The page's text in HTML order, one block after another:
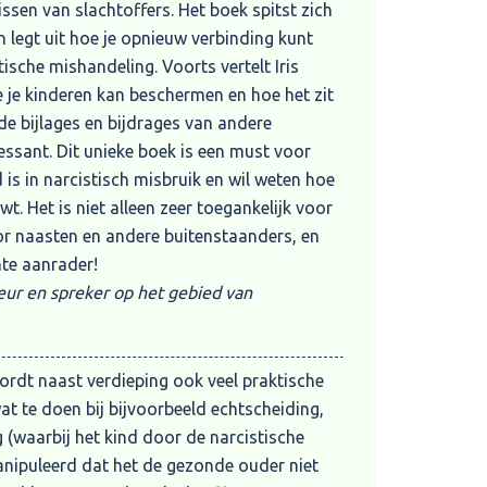
aan en kun je de juiste hulp voor
iedereen die te maken heeft of heeft
mishandeling. Slachtoffers maar ook
al mijn cliënten aan en ik krijg zeer
iemand die me snapt!’, ‘het was
en al herkenning’ of ‘ik heb jarenlang
eindelijk begin ik te geloven dat dit niet zo
van slachtoffers! De opdrachten
zijn hierbij bruikbaar en helpend.
praktijkondersteuner GGZ
van slachtoffers. Het boek spitst zich
legt uit hoe je opnieuw verbinding kunt
mishandeling. Voorts vertelt Iris
kinderen kan beschermen en hoe het zit
bijlages en bijdrages van andere
Dit unieke boek is een must voor
is in narcistisch misbruik en wil weten hoe
Het is niet alleen zeer toegankelijk voor
naasten en andere buitenstaanders, en
aanrader!
en spreker op het gebied van
naast verdieping ook veel praktische
te doen bij bijvoorbeeld echtscheiding,
het kind door de narcistische
dat het de gezonde ouder niet